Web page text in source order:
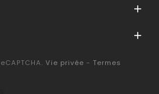


Vie privée - Termes